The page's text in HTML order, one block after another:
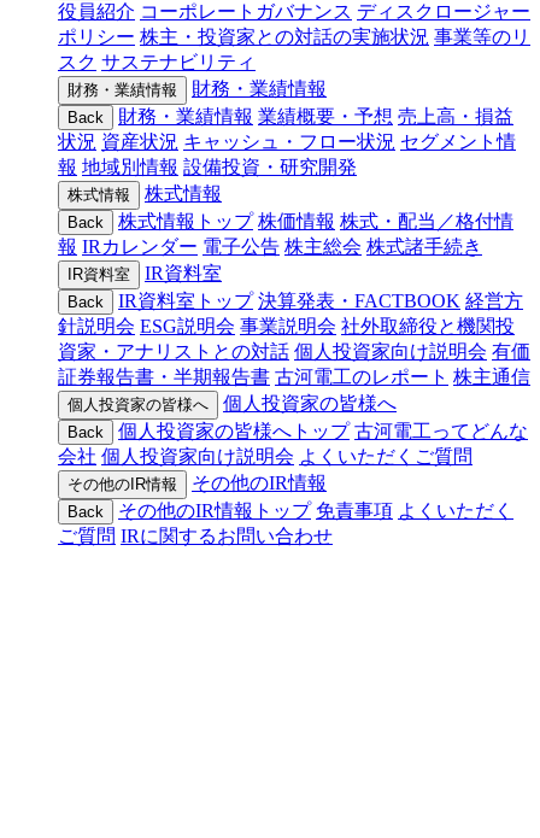
役員紹介 コーポレートガバナンス ディスクロージャー
ポリシー 株主・投資家との対話の実施状況 事業等のリ
スク サステナビリティ
財務・業績情報 財務・業績情報
Back 財務・業績情報 業績概要・予想 売上高・損益
状況 資産状況 キャッシュ・フロー状況 セグメント情
報 地域別情報 設備投資・研究開発
株式情報 株式情報
Back 株式情報トップ 株価情報 株式・配当／格付情
報 IRカレンダー 電子公告 株主総会 株式諸手続き
IR資料室 IR資料室
Back IR資料室トップ 決算発表・FACTBOOK 経営方
針説明会 ESG説明会 事業説明会 社外取締役と機関投
資家・アナリストとの対話 個人投資家向け説明会 有価
証券報告書・半期報告書 古河電工のレポート 株主通信
個人投資家の皆様へ 個人投資家の皆様へ
Back 個人投資家の皆様へトップ 古河電工ってどんな
会社 個人投資家向け説明会 よくいただくご質問
その他のIR情報 その他のIR情報
Back その他のIR情報トップ 免責事項 よくいただく
ご質問 IRに関するお問い合わせ